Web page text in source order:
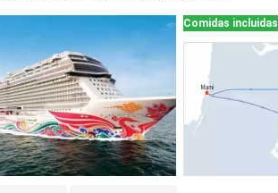
Comidas incluidas